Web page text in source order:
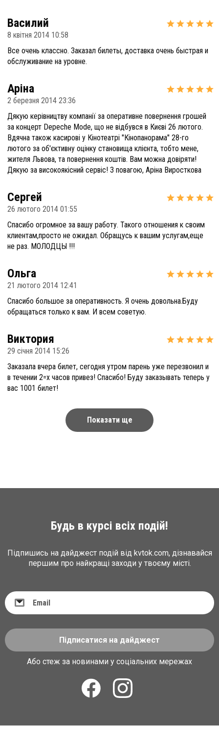
Василий
8 квітня 2014 10:58
Все очень классно. Заказал билеты, доставка очень быстрая и
обслуживание на уровне.
Аріна
2 березня 2014 23:36
Дякую керівництву компанії за оперативне повернення грошей
за концерт Depeche Mode, що не відбувся в Києві 26 лютого.
Вдячна також касирові у Кінотеатрі "Кінопанорама" 28-го
лютого за об'єктивну оцінку становища клієнта, тобто мене,
жителя Львова, та повернення коштів. Вам можна довіряти!
Дякую за високоякісний сервіс! З повагою, Аріна Виросткова
Сергей
26 лютого 2014 01:55
Спасибо огромное за вашу работу. Такого отношения к своим
клиентам,просто не ожидал. Обращусь к вашим услугам,еще
не раз. МОЛОДЦЫ !!!
Ольга
21 лютого 2014 12:41
Спасибо большое за оперативность. Я очень довольна.Буду
обращаться только к вам. И всем советую.
Виктория
29 січня 2014 15:26
Заказала вчера билет, сегодня утром парень уже перезвонил и
в течении 2=х часов привез! Спасибо! Буду заказывать теперь у
вас 1001 билет!
Показати ще
Будь в курсі всіх подій!
Підпишись на дайджест подій від kvtok.com, дізнавайся
першим про найкращі заходи у твоєму місті.
Підписатися на дайджест
Або стеж за новинами у соціальних мережах